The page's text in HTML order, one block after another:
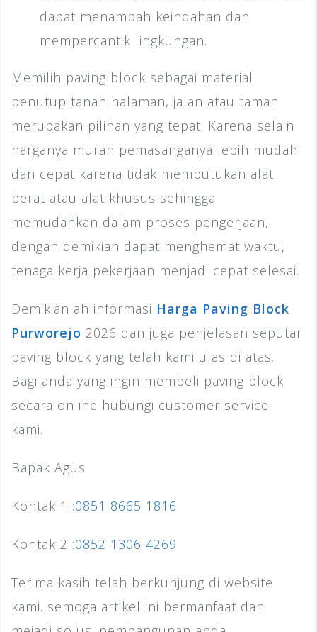
dapat menambah keindahan dan
mempercantik lingkungan.
Memilih paving block sebagai material
penutup tanah halaman, jalan atau taman
merupakan pilihan yang tepat. Karena selain
harganya murah pemasanganya lebih mudah
dan cepat karena tidak membutukan alat
berat atau alat khusus sehingga
memudahkan dalam proses pengerjaan,
dengan demikian dapat menghemat waktu,
tenaga kerja pekerjaan menjadi cepat selesai.
Demikianlah informasi Harga Paving Block
Purworejo 2026 dan juga penjelasan seputar
paving block yang telah kami ulas di atas.
Bagi anda yang ingin membeli paving block
secara online hubungi customer service
kami.
Bapak Agus
Kontak 1 :0851 8665 1816
Kontak 2 :0852 1306 4269
Terima kasih telah berkunjung di website
kami. semoga artikel ini bermanfaat dan